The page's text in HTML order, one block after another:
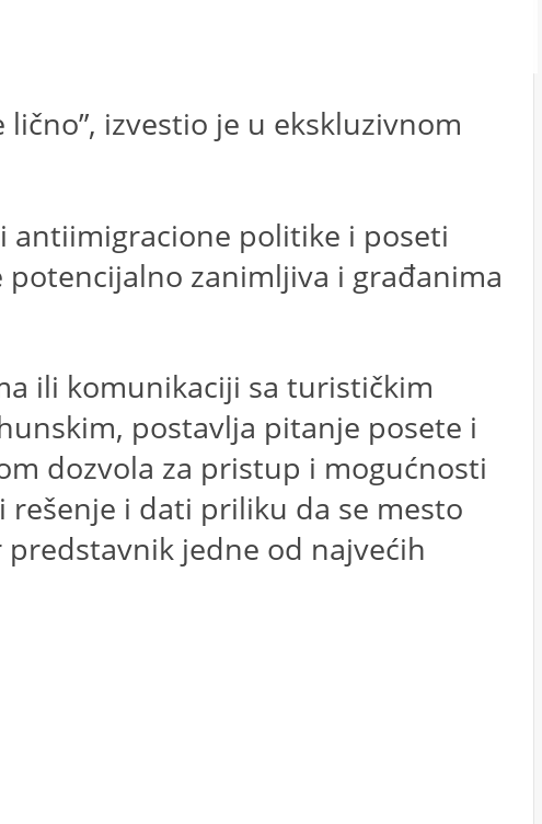
izvestio je u ekskluzivnom
politike i poseti
zanimljiva i građanima
ili komunikaciji sa turističkim
postavlja pitanje posete i
dozvola za pristup i mogućnosti
i dati priliku da se mesto
predstavnik jedne od najvećih